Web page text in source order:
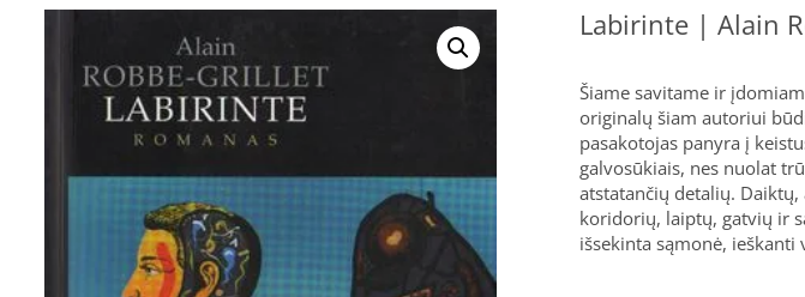
Labirinte | Alain
Šiame savitame ir
originalų šiam autoriui
pasakotojas panyra į
galvosūkiais, nes nuolat
atstatančių detalių. Daiktų,
koridorių, laiptų, gatvių ir
išsekinta sąmonė,